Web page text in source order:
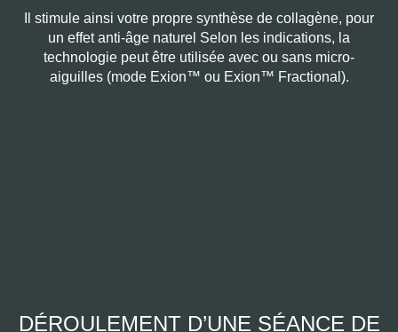
Il stimule ainsi votre propre synthèse de collagène, pour
un effet anti-âge naturel Selon les indications, la
technologie peut être utilisée avec ou sans micro-
aiguilles (mode Exion™ ou Exion™ Fractional).
DÉROULEMENT D’UNE SÉANCE DE